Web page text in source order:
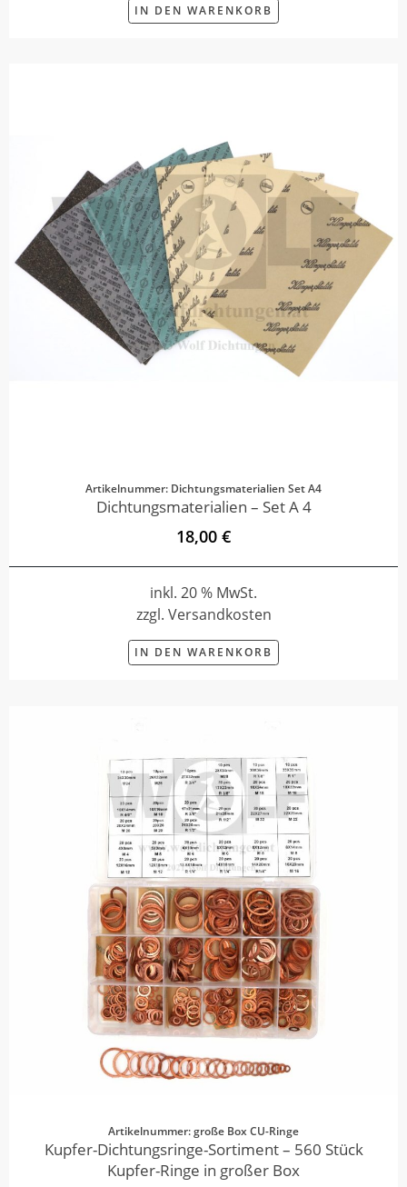
IN DEN WARENKORB
Artikelnummer: Dichtungsmaterialien Set A4
Dichtungsmaterialien – Set A 4
18,00 €
inkl. 20 % MwSt.
zzgl. Versandkosten
IN DEN WARENKORB
Artikelnummer: große Box CU-Ringe
Kupfer-Dichtungsringe-Sortiment – 560 Stück
Kupfer-Ringe in großer Box